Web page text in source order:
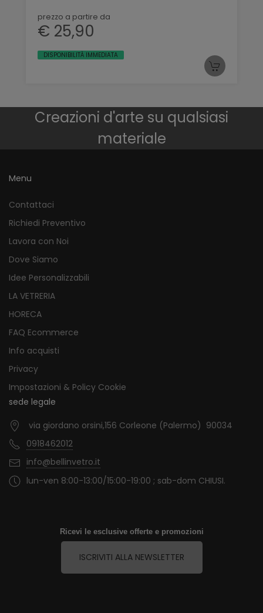
prezzo a partire da
€ 25,90
DISPONIBILITÀ IMMEDIATA
Creazioni d'arte su qualsiasi
materiale
Menu
Contattaci
Richiedi Preventivo
Lavora con Noi
Dove Siamo
Idee Personalizzabili
LA VETRERIA
HORECA
FAQ Ecommerce
Info acquisti
Privacy
Impostazioni & Policy Cookie
sede legale
via giordano orsini,156 Corleone (Palermo) 90034
0918462012
info@bellinvetro.it
lun-ven 8:00-13:00/15:00-19:00 ; sab-dom CHIUSI.
Ricevi le esclusive offerte e promozioni
ISCRIVITI ALLA NEWSLETTER